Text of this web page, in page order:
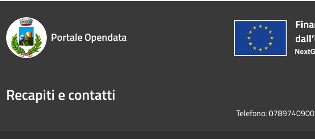
Portale Opendata
Recapiti e contatti
Telefono:0789740900